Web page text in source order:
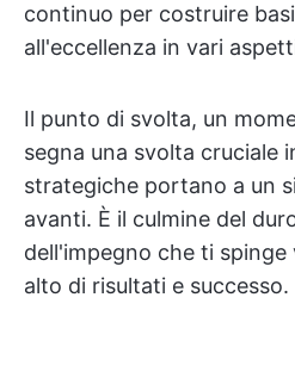
continuo per costruire
all'eccellenza in vari
Il punto di svolta, un
segna una svolta cruciale
strategiche portano a un
avanti. È il culmine del
dell'impegno che ti spinge
alto di risultati e successo.